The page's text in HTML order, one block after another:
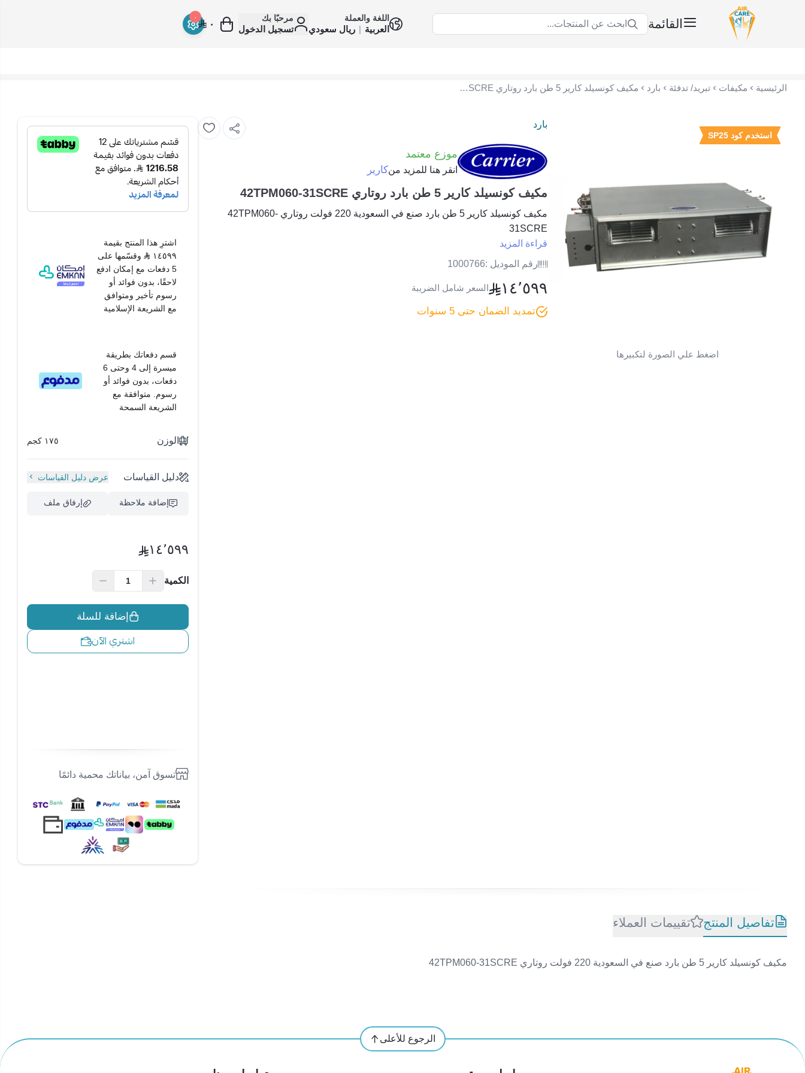
القائمة ابحث عن المنتجات...
اللغة والعملة
العربية | ريال سعودي
مرحبًا بك
تسجيل الدخول
٠
٠
الرئيسية مكيفات تبريد/ تدفئة بارد مكيف كونسيلد كارير 5 طن بارد روتاري 42TPM060-31SCRE
استخدم كود SP25
اضغط علي الصورة لتكبيرها
بارد
موزع معتمد
انقر هنا للمزيد منكارير
مكيف كونسيلد كارير 5 طن بارد روتاري 42TPM060-31SCRE
مكيف كونسيلد كارير 5 طن بارد صنع في السعودية 220 فولت روتاري 42TPM060-
31SCRE
قراءة المزيد
رقم الموديل :1000766
١٤٬٥٩٩ السعر شامل الضريبة
تمديد الضمان حتى 5 سنوات
اشترِ هذا المنتج بقيمة
١٤٥٩٩
وقسّمها على
5 دفعات مع إمكان ادفع
لاحقًا، بدون فوائد أو
رسوم تأخير ومتوافق
مع الشريعة الإسلامية
قسم دفعاتك بطريقة
ميسرة إلى 4 وحتى 6
دفعات، بدون فوائد أو
رسوم. متوافقة مع
الشريعة السمحة
الوزن ١٧٥ كجم
دليل القياسات عرض دليل القياسات
إضافة ملاحظة إرفاق ملف
اسحب و افلت الملف هنا
استعراض
١٤٬٥٩٩
الكمية
إضافة للسلة
اشتري الآن
تسوق آمن، بياناتك محمية دائمًا
تفاصيل المنتج تقييمات العملاء
مكيف كونسيلد كارير 5 طن بارد صنع في السعودية 220 فولت روتاري 42TPM060-31SCRE
الرجوع للأعلى